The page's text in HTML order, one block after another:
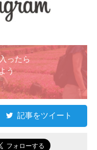
ったら
う
記事をツイート